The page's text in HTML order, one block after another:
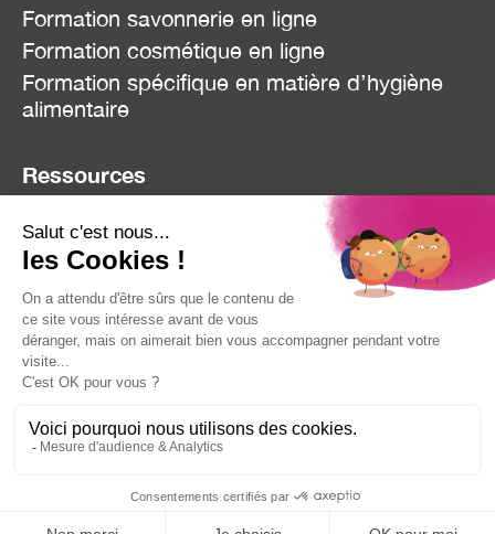
Formation savonnerie en ligne
Formation cosmétique en ligne
Formation spécifique en matière d’hygiène
alimentaire
Ressources
Blog
Réclamation
Contact
Mentions Légales